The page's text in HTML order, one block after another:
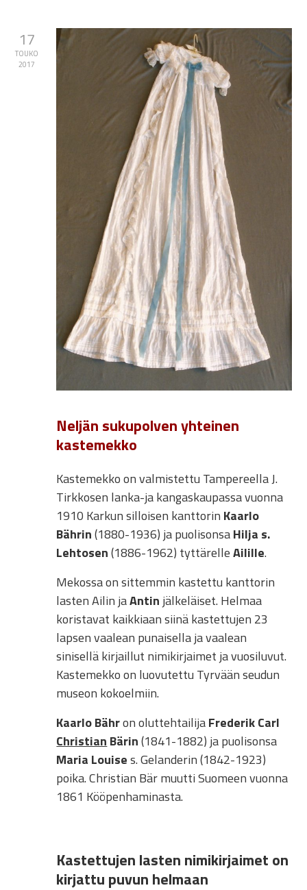
17
TOUKO
2017
Neljän sukupolven yhteinen
kastemekko
Kastemekko on valmistettu Tampereella J.
Tirkkosen lanka-ja kangaskaupassa vuonna
1910 Karkun silloisen kanttorin Kaarlo
Bährin(1880-1936) ja puolisonsaHilja s.
Lehtosen(1886-1962) tyttärelleAilille.
Mekossa on sittemmin kastettu kanttorin
lasten Ailin jaAntin jälkeläiset. Helmaa
koristavat kaikkiaan siinä kastettujen 23
lapsen vaalean punaisella ja vaalean
sinisellä kirjaillut nimikirjaimet ja vuosiluvut.
Kastemekko on luovutettu Tyrvään seudun
museon kokoelmiin.
Kaarlo Bähron oluttehtailijaFrederik Carl
Christian Bärin(1841-1882) ja puolisonsa
Maria Louises. Gelanderin (1842-1923)
poika. Christian Bär muutti Suomeen vuonna
1861 Kööpenhaminasta.
Kastettujen lasten nimikirjaimet on
kirjattu puvun helmaan